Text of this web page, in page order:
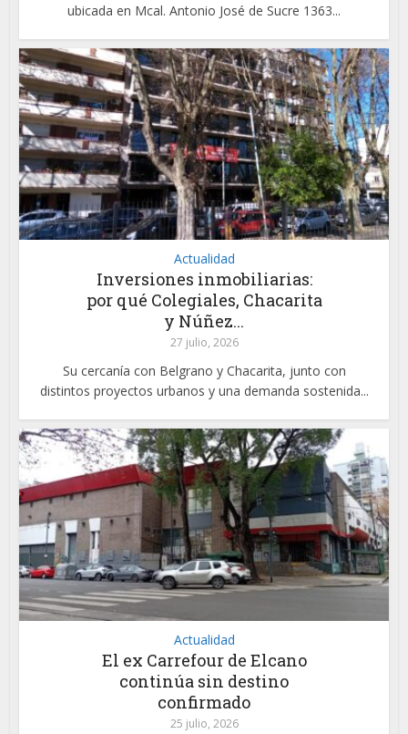
ubicada en Mcal. Antonio José de Sucre 1363...
Actualidad
Inversiones inmobiliarias:
por qué Colegiales, Chacarita
y Núñez...
27 julio, 2026
Su cercanía con Belgrano y Chacarita, junto con
distintos proyectos urbanos y una demanda sostenida...
Actualidad
El ex Carrefour de Elcano
continúa sin destino
confirmado
25 julio, 2026